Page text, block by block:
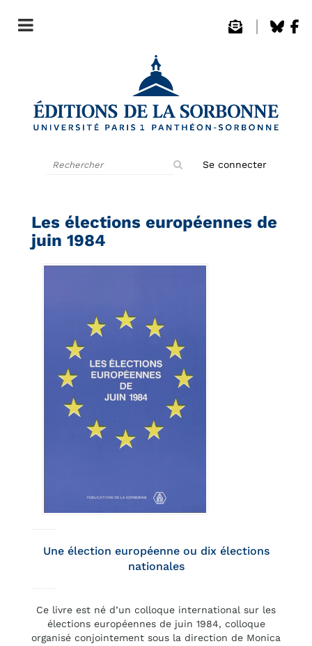
Se connecter
Les élections européennes de
juin 1984
Une élection européenne ou dix élections
nationales
Ce livre est né d’un colloque international sur les
élections européennes de juin 1984, colloque
organisé conjointement sous la direction de Monica